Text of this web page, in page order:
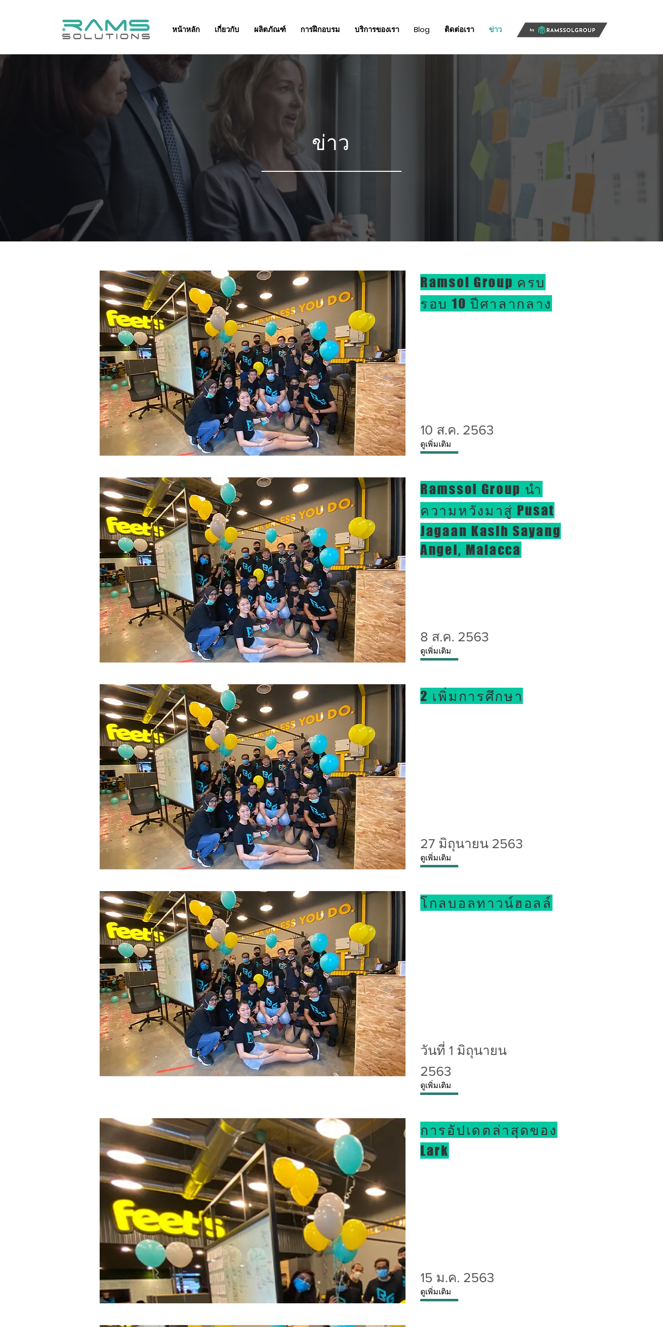
หน้าหลัก เกี่ยวกับ ผลิตภัณฑ์ การฝึกอบรม บริการของเรา Blog ติดต่อเรา ข่าว
ข่าว
Ramsol Group ครบ
รอบ 10 ปีศาลากลาง
10 ส.ค. 2563
ดูเพิ่มเติม
Ramssol Group นำ
ความหวังมาสู่ Pusat
Jagaan Kasih Sayang
Angel, Malacca
8 ส.ค. 2563
ดูเพิ่มเติม
2 เพิ่มการศึกษา
27 มิถุนายน 2563
ดูเพิ่มเติม
โกลบอลทาวน์ฮอลล์
วันที่ 1 มิถุนายน
2563
ดูเพิ่มเติม
การอัปเดตล่าสุดของ
Lark
15 ม.ค. 2563
ดูเพิ่มเติม